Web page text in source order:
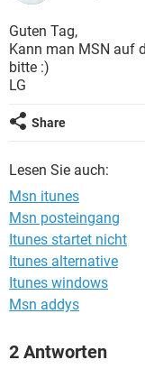
FACEBOOK
WHATSAPP
FACEBOOK
ANDROID
WINDOWS 10
WHATSAPP
SPIELE
ANDROID
WINDOWS 10
WHATSAPP
Guten Tag,
Kann man MSN auf
bitte :)
LG
Share
Lesen Sie auch:
Msn itunes
Msn posteingang
Itunes startet nicht
Itunes alternative
Itunes windows
Msn addys
2 Antworten